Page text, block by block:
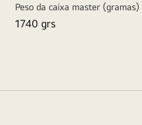
Peso da caixa master (gramas)
1740 grs